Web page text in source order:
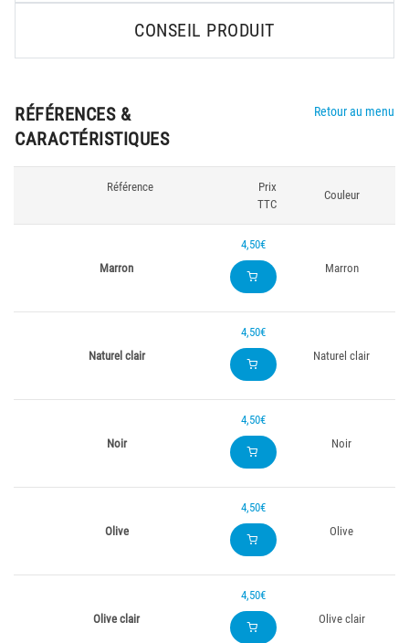
CONSEIL PRODUIT
RÉFÉRENCES &
CARACTÉRISTIQUES
Retour au menu
Référence
Prix
TTC
Couleur
Marron
4,50€
Marron
Naturel clair
4,50€
Naturel clair
Noir
4,50€
Noir
Olive
4,50€
Olive
Olive clair
4,50€
Olive clair